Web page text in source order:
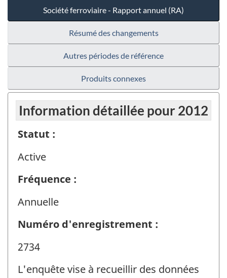
Société ferroviaire - Rapport annuel (RA)
Résumé des changements
Autres périodes de référence
Produits connexes
Information détaillée pour 2012
Statut :
Active
Fréquence :
Annuelle
Numéro d'enregistrement :
2734
L'enquête vise à recueillir des données